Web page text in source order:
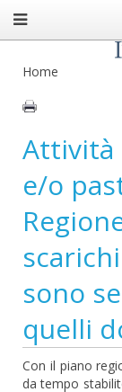
Home
Attività
e/o
sono
quelli
Con il piano
da tempo